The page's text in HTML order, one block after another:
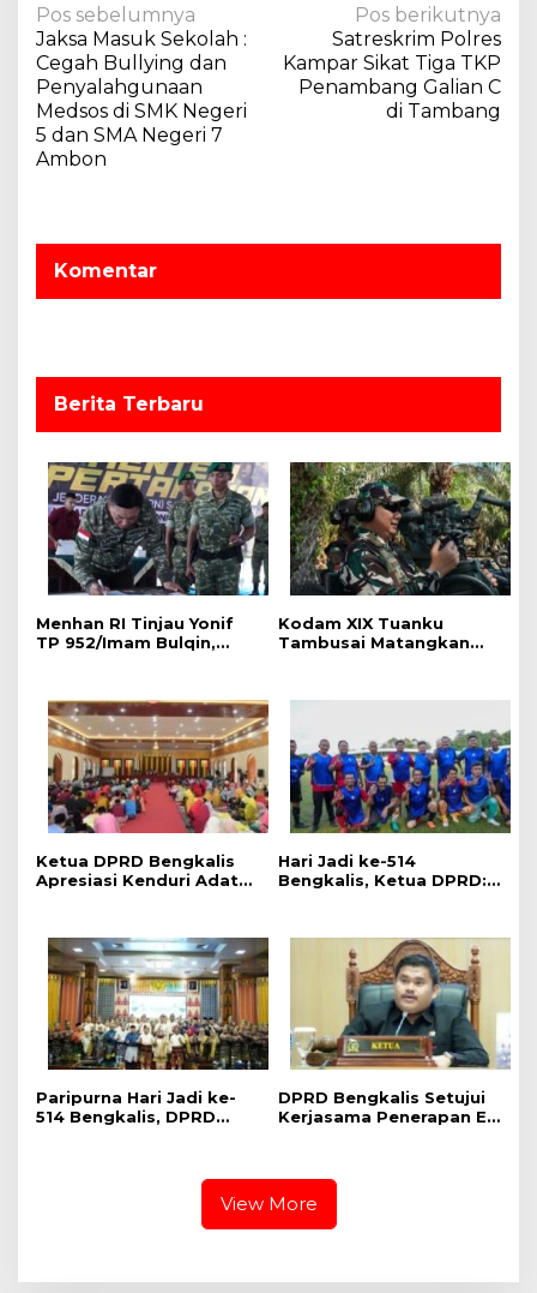
N
a
v
i
g
i
p
Pos sebelumnya
Jaksa Masuk Sekolah :
Cegah Bullying dan
Penyalahgunaan
Medsos di SMK Negeri
5 dan SMA Negeri 7
Ambon
Pos berikutnya
Satreskrim Polres
Kampar Sikat Tiga TKP
Penambang Galian C
di Tambang
Komentar
Berita Terbaru
Menhan RI Tinjau Yonif
TP 952/Imam Bulqin,
Penguatan Pertahanan
Wilayah
Kodam XIX Tuanku
Tambusai Matangkan
Cek Langsung Rudal
57
Ketua DPRD Bengkalis
Apresiasi Kenduri Adat
Melayu
Hari Jadi ke-514
Bengkalis, Ketua DPRD:
Sinergi
Paripurna Hari Jadi ke-
514 Bengkalis, DPRD
DPRD Bengkalis Setujui
Kerjasama Penerapan E-
View More